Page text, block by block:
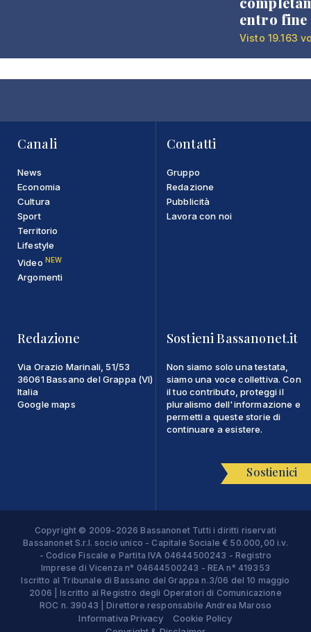
entro fine
Visto 19.163
Canali
News
Economia
Cultura
Sport
Territorio
Lifestyle
Video NEW
Argomenti
Contatti
Gruppo
Redazione
Pubblicità
Lavora con noi
Redazione
Via Orazio Marinali, 51/53
36061 Bassano del Grappa (VI)
Italia
Google maps
Sostieni Bassanonet.it
Non siamo solo una testata,
siamo una voce collettiva. Con
il tuo contributo, proteggi il
pluralismo dell'informazione e
permetti a queste storie di
continuare a esistere.
Sostienici
Copyright © 2009-2026 Bassanonet Tutti i diritti riservati
Bassanonet S.r.l. socio unico - Capitale Sociale € 50.000,00 i.v.
- Codice Fiscale e Partita IVA 04644500243 - Registro
Imprese di Vicenza n° 04644500243 - REA n° 419353
Iscritto al Tribunale di Bassano del Grappa n.3/06 del 10 maggio
2006 | Iscritto al Registro degli Operatori di Comunicazione
ROC n. 39043 | Direttore responsabile Andrea Maroso
Informativa Privacy
Cookie Policy